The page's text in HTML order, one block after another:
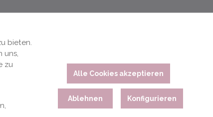
bieten.
uns,
zu
Alle Cookies akzeptieren
Ablehnen Konfigurieren